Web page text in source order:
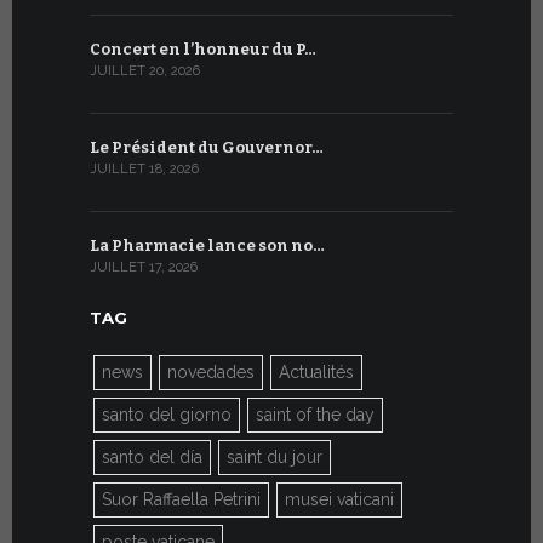
Concert en l’honneur du P…
JUILLET 20, 2026
Le Président du Gouvernor…
JUILLET 18, 2026
La Pharmacie lance son no…
JUILLET 17, 2026
TAG
news novedades Actualités
santo del giorno saint of the day
santo del día saint du jour
Suor Raffaella Petrini musei vaticani